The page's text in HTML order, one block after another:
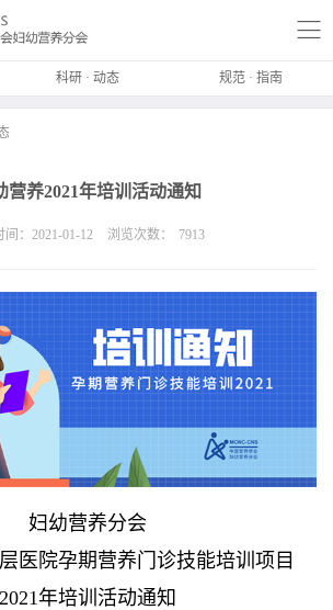
科研 · 动态 规范 · 指南
营养2021年培训活动通知
间：2021-01-12 浏览次数： 7913
妇幼营养分会
医院孕期营养门诊技能培训项目
2021年培训活动通知